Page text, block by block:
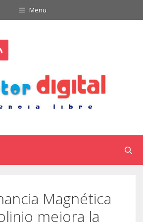
Menu
Magnética
mejora la